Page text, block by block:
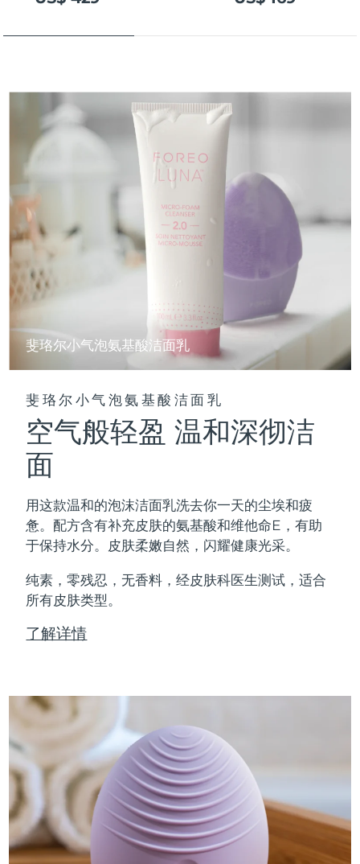
斐珞尔小气泡氨基酸洁面乳
斐珞尔小气泡氨基酸洁面乳
空气般轻盈 温和深彻洁
面
用这款温和的泡沫洁面乳洗去你一天的尘埃和疲
惫。配方含有补充皮肤的氨基酸和维他命E，有助
于保持水分。皮肤柔嫩自然，闪耀健康光采。
纯素，零残忍，无香料，经皮肤科医生测试，适合
所有皮肤类型。
了解详情